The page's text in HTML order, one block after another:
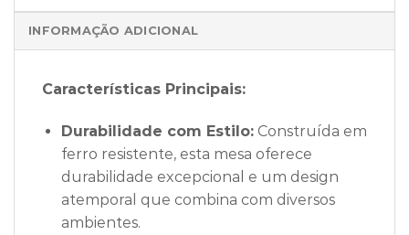
INFORMAÇÃO ADICIONAL
Características Principais:
Durabilidade com Estilo:Construída em
ferro resistente, esta mesa oferece
durabilidade excepcional e um design
atemporal que combina com diversos
ambientes.